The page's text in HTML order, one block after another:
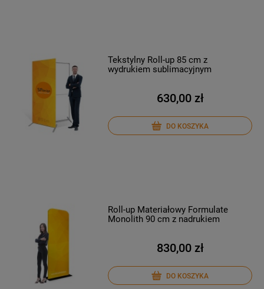
Tekstylny Roll-up 85 cm z
wydrukiem sublimacyjnym
630,00 zł
DO KOSZYKA
Roll-up Materiałowy Formulate
Monolith 90 cm z nadrukiem
830,00 zł
DO KOSZYKA